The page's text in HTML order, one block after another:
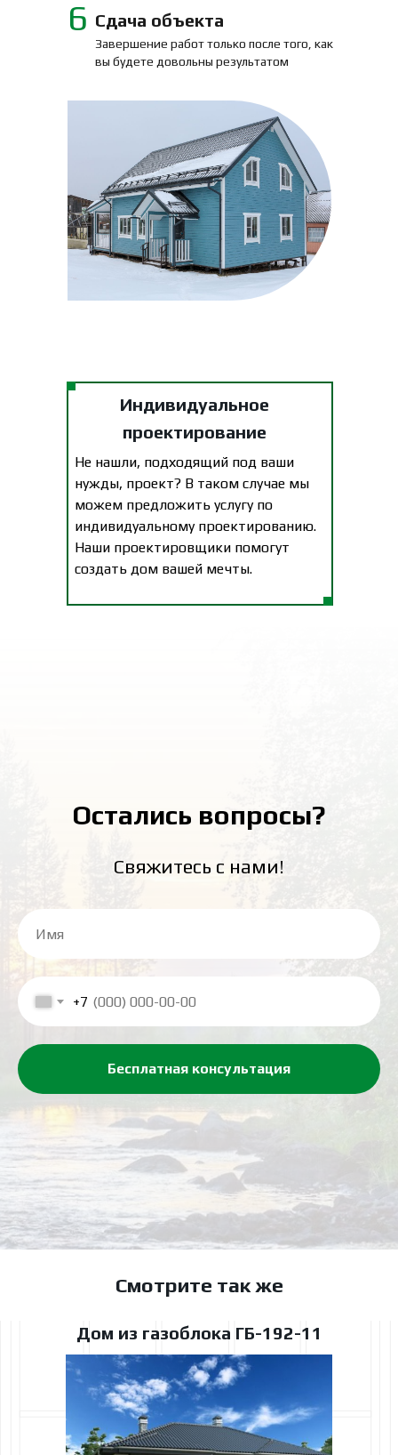
Сдача объекта
Завершение работ только после того, как
вы будете довольны результатом
6
Не нашли, подходящий под ваши
нужды, проект? В таком случае мы
можем предложить услугу по
индивидуальному проектированию.
Наши проектировщики помогут
создать дом вашей мечты.
Индивидуальное
проектирование
Остались вопросы?
Свяжитесь с нами!
+7
Бесплатная консультация
Смотрите так же
Дом из газоблока ГБ-192-11